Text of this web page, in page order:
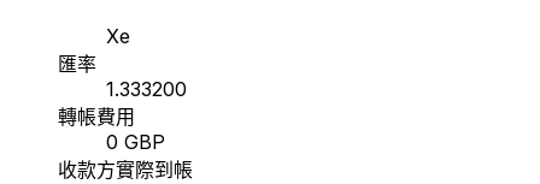
Xe
匯率
1.333200
轉帳費用
0 GBP
收款方實際到帳